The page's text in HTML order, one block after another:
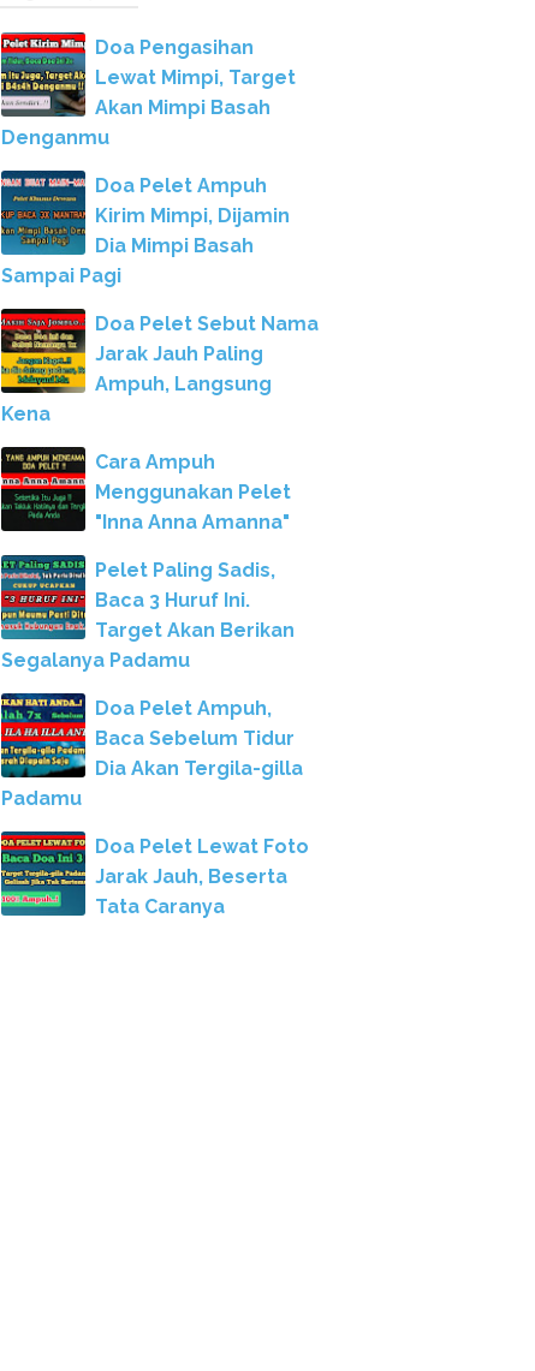
Doa Pengasihan
Lewat Mimpi, Target
Akan Mimpi Basah
Denganmu
Doa Pelet Ampuh
Kirim Mimpi, Dijamin
Dia Mimpi Basah
Sampai Pagi
Doa Pelet Sebut Nama
Jarak Jauh Paling
Ampuh, Langsung
Kena
Cara Ampuh
Menggunakan Pelet
"Inna Anna Amanna"
Pelet Paling Sadis,
Baca 3 Huruf Ini.
Target Akan Berikan
Segalanya Padamu
Doa Pelet Ampuh,
Baca Sebelum Tidur
Dia Akan Tergila-gilla
Padamu
Doa Pelet Lewat Foto
Jarak Jauh, Beserta
Tata Caranya